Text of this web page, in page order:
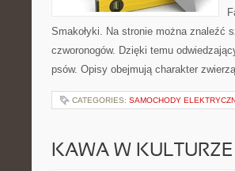
Smakołyki. Na stronie można znaleźć
czworonogów. Dzięki temu
psów. Opisy obejmują charakter
CATEGORIES: SAMOCHODY
KAWA W